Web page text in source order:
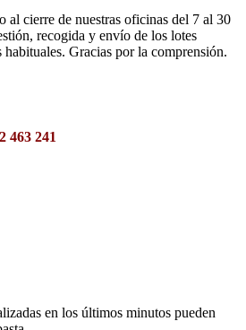
al cierre de nuestras oficinas del 7 al 30
recogida y envío de los lotes
habituales. Gracias por la comprensión.
463 241
en los últimos minutos pueden